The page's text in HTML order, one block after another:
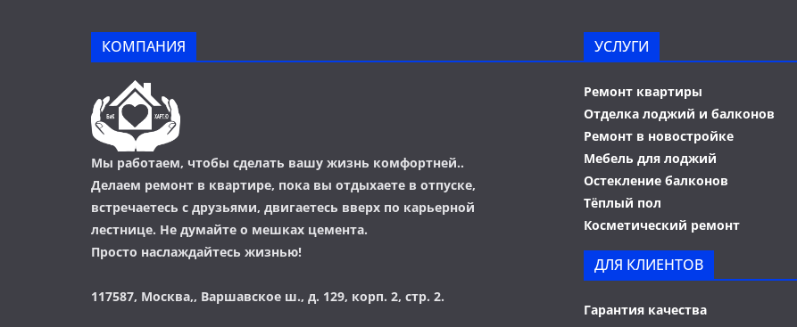
КОМПАНИЯ
Мы работаем, чтобы сделать вашу жизнь комфортней..
Делаем ремонт в квартире, пока вы отдыхаете в отпуске,
встречаетесь с друзьями, двигаетесь вверх по карьерной
лестнице. Не думайте о мешках цемента.
Просто наслаждайтесь жизнью!
117587, Москва,, Варшавское ш., д. 129, корп. 2, стр. 2.
УСЛУГИ
Ремонт квартиры
Отделка лоджий и балконов
Ремонт в новостройке
Мебель для лоджий
Остекление балконов
Тёплый пол
Косметический ремонт
ДЛЯ КЛИЕНТОВ
Гарантия качества